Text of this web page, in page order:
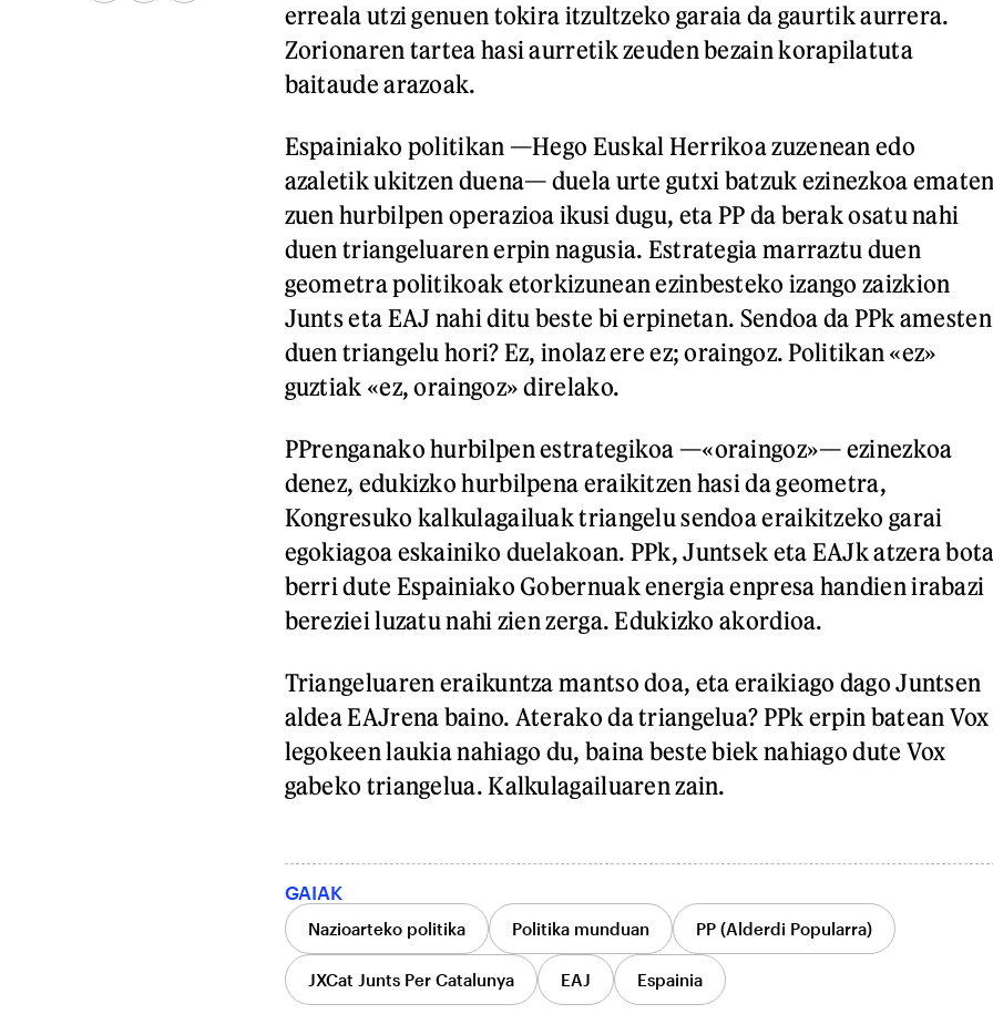
erreala utzi genuen tokira itzultzeko garaia da gaurtik aurrera.
Zorionaren tartea hasi aurretik zeuden bezain korapilatuta
baitaude arazoak.
Espainiako politikan —Hego Euskal Herrikoa zuzenean edo
azaletik ukitzen duena— duela urte gutxi batzuk ezinezkoa
zuen hurbilpen operazioa ikusi dugu, eta PP da berak osatu nahi
duen triangeluaren erpin nagusia. Estrategia marraztu duen
geometra politikoak etorkizunean ezinbesteko izango zaizkion
Junts eta EAJ nahi ditu beste bi erpinetan. Sendoa da PPk amesten
duen triangelu hori? Ez, inolaz ere ez; oraingoz. Politikan «ez»
guztiak «ez, oraingoz» direlako.
PPrenganako hurbilpen estrategikoa —«oraingoz»— ezinezkoa
denez, edukizko hurbilpena eraikitzen hasi da geometra,
Kongresuko kalkulagailuak triangelu sendoa eraikitzeko garai
egokiagoa eskainiko duelakoan. PPk, Juntsek eta EAJk atzera
berri dute Espainiako Gobernuak energia enpresa handien irabazi
bereziei luzatu nahi zien zerga. Edukizko akordioa.
Triangeluaren eraikuntza mantso doa, eta eraikiago dago Juntsen
aldea EAJrena baino. Aterako da triangelua? PPk erpin batean Vox
legokeen laukia nahiago du, baina beste biek nahiago dute Vox
gabeko triangelua. Kalkulagailuaren zain.
GAIAK
Nazioarteko politika Politika munduan PP (Alderdi Popularra)
JXCat Junts Per Catalunya EAJ Espainia